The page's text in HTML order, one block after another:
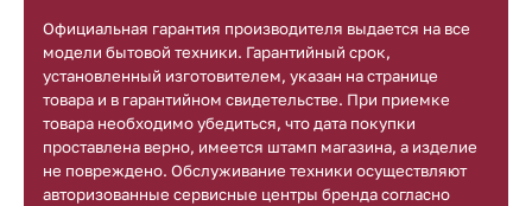
Официальная гарантия производителя выдается на все
модели бытовой техники. Гарантийный срок,
установленный изготовителем, указан на странице
товара и в гарантийном свидетельстве. При приемке
товара необходимо убедиться, что дата покупки
проставлена верно, имеется штамп магазина, а изделие
не повреждено. Обслуживание техники осуществляют
авторизованные сервисные центры бренда согласно